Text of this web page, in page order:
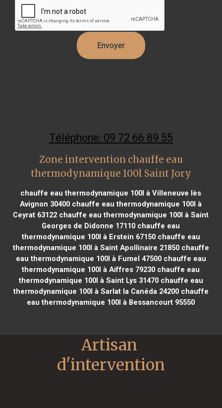
Téléphone: 09 72 66 89 55
Zone intervention chauffe eau
thermodynamique 100l Saint Jory
chauffe eau thermodynamique 100l à Villeneuve lès
Avignon 30400 chauffe eau thermodynamique 100l à
Ceyrat 63122 chauffe eau thermodynamique 100l à Saint
Georges de Didonne 17110 chauffe eau
thermodynamique 100l à Erstein 67150chauffe eau
thermodynamique 100l à Saint Apollinaire 21850chauffe
eau thermodynamique 100l à Fumel 47500chauffe eau
thermodynamique 100l à Aiffres 79230 chauffe eau
thermodynamique 100l à Saint Lys 31470chauffe eau
thermodynamique 100l à Sarlat la Canéda 24200chauffe
eau thermodynamique 100l à Bessancourt 95550
Artisan
d'intervention